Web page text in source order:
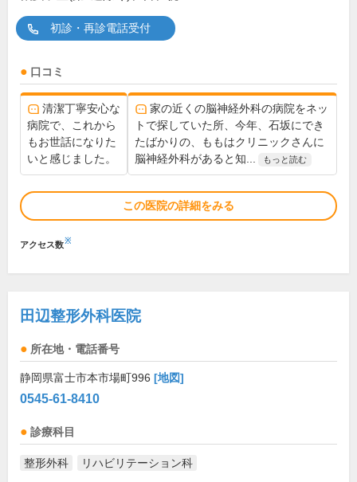
初診・再診電話受付
口コミ
清潔丁寧安心な
病院で、これから
もお世話になりた
いと感じました。
家の近くの脳神経外科の病院をネッ
トで探していた所、今年、石坂にでき
たばかりの、ももはクリニックさんに
脳神経外科があると知...
もっと読む
この医院の詳細をみる
アクセス数※
田辺整形外科医院
所在地・電話番号
静岡県富士市本市場町996 [地図]
0545-61-8410
診療科目
整形外科 リハビリテーション科